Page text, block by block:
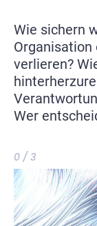
Wie sichern
Organisation
verlieren?
Wer
0 / 3